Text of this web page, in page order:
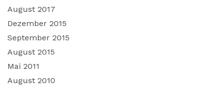
August 2017
Dezember 2015
September 2015
August 2015
Mai 2011
August 2010